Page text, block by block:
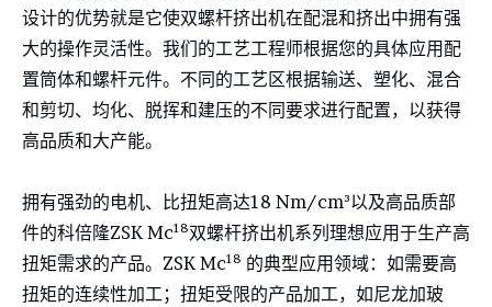
设计的优势就是它使双螺杆挤出机在配混和挤出中拥有强
大的操作灵活性。我们的工艺工程师根据您的具体应用配
置筒体和螺杆元件。不同的工艺区根据输送、塑化、混合
和剪切、均化、脱挥和建压的不同要求进行配置，以获得
高品质和大产能。
拥有强劲的电机、比扭矩高达18 Nm/cm³以及高品质部
件的科倍隆ZSK Mc18双螺杆挤出机系列理想应用于生产高
扭矩需求的产品。ZSK Mc18 的典型应用领域：如需要高
扭矩的连续性加工；扭矩受限的产品加工，如尼龙加玻